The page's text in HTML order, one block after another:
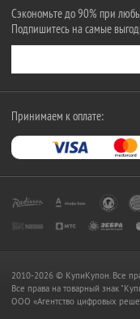
Сэкономьте до 90% при
Подпишитесь на самые
Принимаем к оплате:
2010-2026 © КупиКупон. Все
Все права на товарный знак
OOO «Агентство цифровых